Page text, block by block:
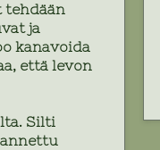
ja
kanavoida
että levon
Silti